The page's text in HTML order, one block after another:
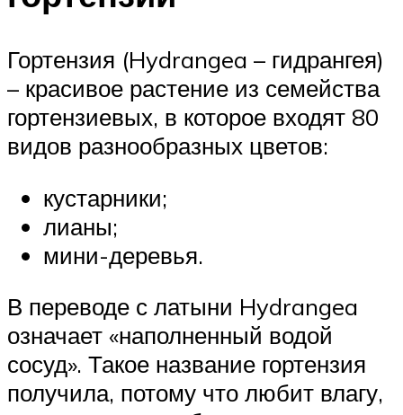
Гортензия (Hydrangea – гидрангея)
– красивое растение из семейства
гортензиевых, в которое входят 80
видов разнообразных цветов:
кустарники;
лианы;
мини-деревья.
В переводе с латыни Hydrangea
означает «наполненный водой
сосуд». Такое название гортензия
получила, потому что любит влагу,